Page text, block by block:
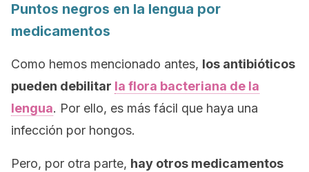
Puntos negros en la lengua por
medicamentos
Como hemos mencionado antes, los antibióticos
pueden debilitar la flora bacteriana de la
lengua. Por ello, es más fácil que haya una
infección por hongos.
Pero, por otra parte, hay otros medicamentos